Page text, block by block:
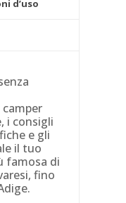
d’uso
i consigli
e gli
il tuo
famosa di
fino